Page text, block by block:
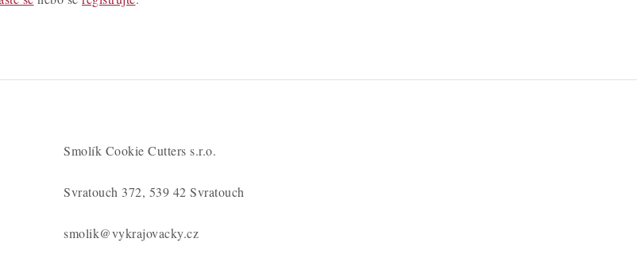
Smolík Cookie Cutters s.r.o.
Svratouch 372, 539 42 Svratouch
smolik@vykrajovacky.cz